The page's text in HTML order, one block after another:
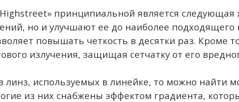
принципиальной является
но и улучшают ее до наиболее
повышать четкость в десятки раз. Кроме
излучения, защищая сетчатку от его
линз, используемых в линейке, то можно найти
из них снабжены эффектом градиента,